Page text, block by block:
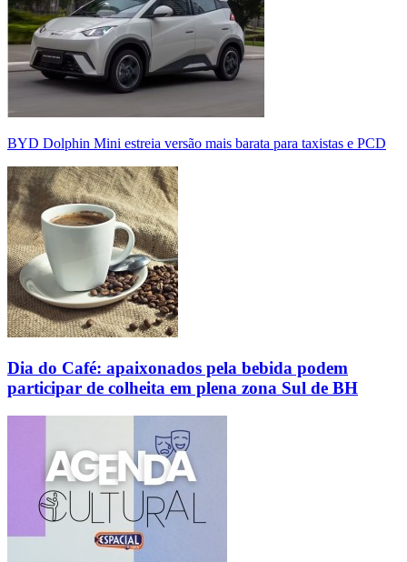
BYD Dolphin Mini estreia versão mais barata para taxistas e PCD
Dia do Café: apaixonados pela bebida podem
participar de colheita em plena zona Sul de BH